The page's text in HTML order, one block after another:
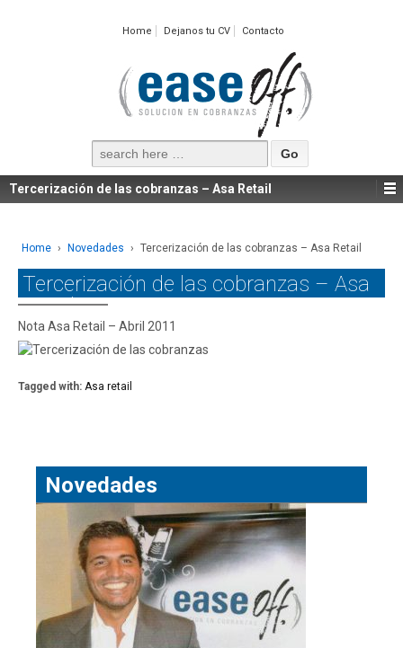
Home Dejanos tu CV Contacto
Search
for:
Tercerización de las cobranzas – Asa Retail
Home › Novedades › Tercerización de las cobranzas – Asa Retail
Tercerización de las cobranzas – Asa
Retail
Nota Asa Retail – Abril 2011
Tagged with: Asa retail
Novedades